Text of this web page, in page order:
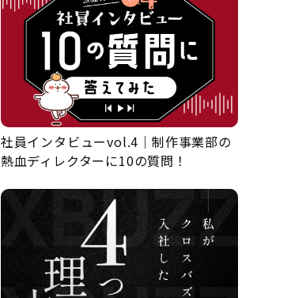
社員インタビューvol.4｜制作事業部の
熱血ディレクターに10の質問！